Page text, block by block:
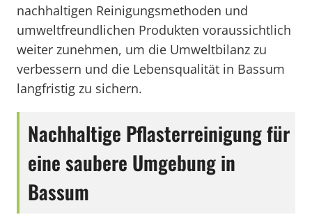
nachhaltigen Reinigungsmethoden und
umweltfreundlichen Produkten voraussichtlich
weiter zunehmen, um die Umweltbilanz zu
verbessern und die Lebensqualität in Bassum
langfristig zu sichern.
Nachhaltige Pflasterreinigung für
eine saubere Umgebung in
Bassum